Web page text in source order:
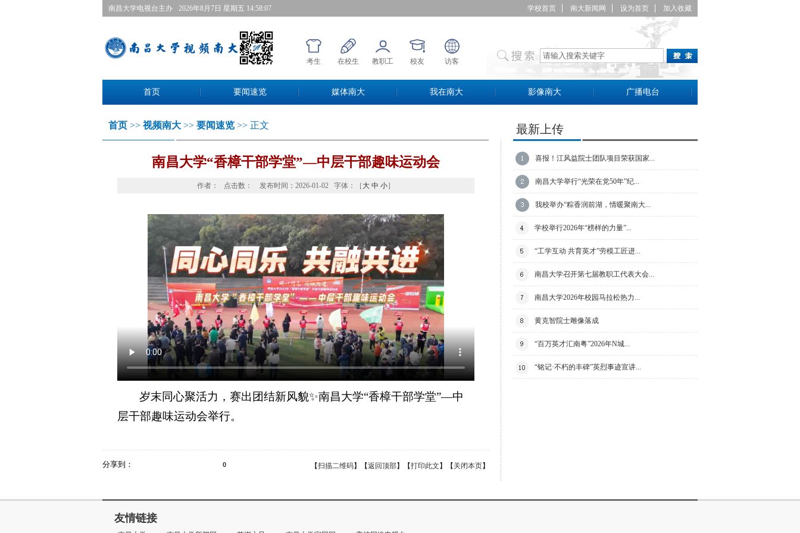
南昌大学电视台主办 2026年8月7日星期五 14:58:08 学校首页 南大新闻网 设为首页 加入收藏
考生 在校生 教职工 校友 访客
首页 要闻速览 媒体南大 我在南大 影像南大 广播电台
首页 >> 视频南大 >> 要闻速览 >>正文
南昌大学“香樟干部学堂”—中层干部趣味运动会
作者：点击数： 发布时间：2026-01-02字体：［ 大 中 小］
岁末同心聚活力，赛出团结新风貌✨南昌大学“香樟干部学堂”—中
层干部趣味运动会举行。
分享到： 0 【扫描二维码】【返回顶部】【打印此文 】【 关闭本页】
最新上传
喜报！江风益院士团队项目荣获国家...
南昌大学举行“光荣在党50年”纪...
我校举办“粽香润前湖，情暖聚南大...
学校举行2026年“榜样的力量”...
“工学互动共育英才”劳模工匠进...
南昌大学召开第七届教职工代表大会...
南昌大学2026年校园马拉松热力...
黄克智院士雕像落成
“百万英才汇南粤”2026年N城...
“铭记·不朽的丰碑”英烈事迹宣讲...
友情链接